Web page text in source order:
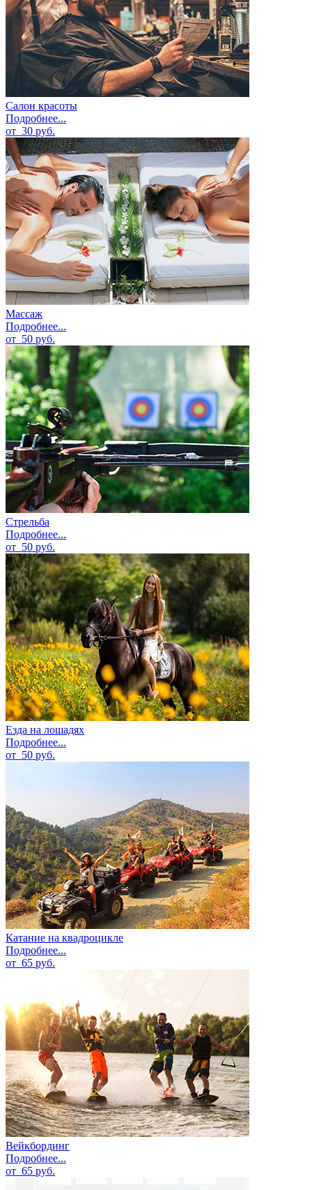
Салон красоты
Подробнее...
от 30 руб.
Массаж
Подробнее...
от 50 руб.
Стрельба
Подробнее...
от 50 руб.
Езда на лошадях
Подробнее...
от 50 руб.
Катание на квадроцикле
Подробнее...
от 65 руб.
Вейкбординг
Подробнее...
от 65 руб.